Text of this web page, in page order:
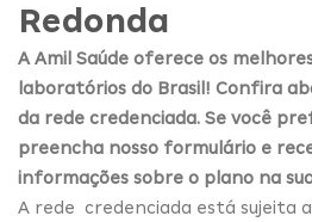
Redonda
A Amil Saúde oferece os
laboratórios do Brasil! Confira
da rede credenciada. Se você
preencha nosso formulário e
informações sobre o plano na
A rede credenciada está sujeita